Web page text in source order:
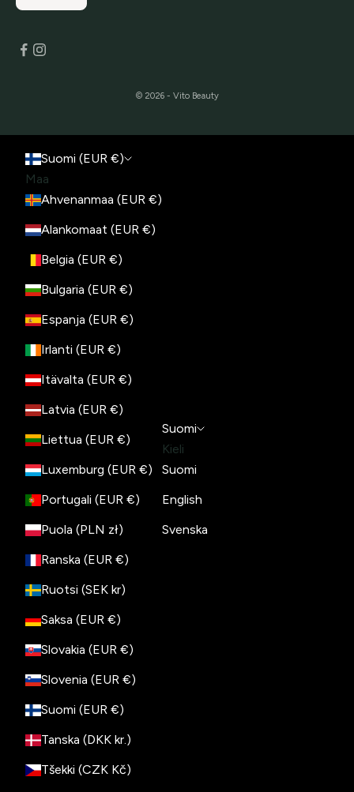
© 2026 - Vito Beauty
Suomi (EUR €)
Maa
Ahvenanmaa (EUR €)
Alankomaat (EUR €)
Belgia (EUR €)
Bulgaria (EUR €)
Espanja (EUR €)
Irlanti (EUR €)
Itävalta (EUR €)
Latvia (EUR €)
Liettua (EUR €)
Luxemburg (EUR €)
Portugali (EUR €)
Puola (PLN zł)
Ranska (EUR €)
Ruotsi (SEK kr)
Saksa (EUR €)
Slovakia (EUR €)
Slovenia (EUR €)
Suomi (EUR €)
Tanska (DKK kr.)
Tšekki (CZK Kč)
Suomi
Kieli
Suomi
English
Svenska